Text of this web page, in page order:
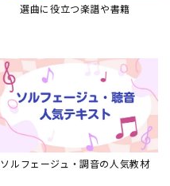
選曲に役立つ楽譜や書籍
ソルフェージュ・調音の人気教材